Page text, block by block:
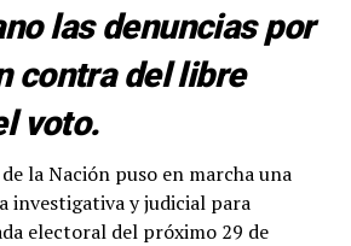
las denuncias por
contra del libre
voto.
la Nación puso en marcha una
investigativa y judicial para
electoral del próximo 29 de